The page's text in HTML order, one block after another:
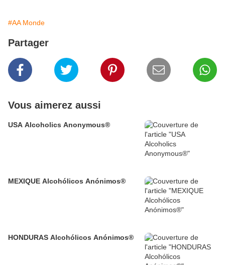
#AA Monde
Partager
Vous aimerez aussi
USA Alcoholics Anonymous®
MEXIQUE Alcohólicos Anónimos®
HONDURAS Alcohólicos Anónimos®